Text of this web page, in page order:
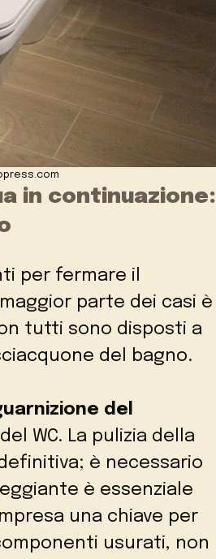
in continuazione:
per fermare il
parte dei casi è
tutti sono disposti a
del bagno.
del
WC. La pulizia della
è necessario
è essenziale
una chiave per
usurati, non